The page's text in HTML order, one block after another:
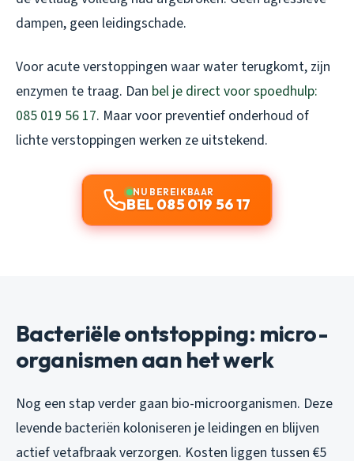
dampen, geen leidingschade.
Voor acute verstoppingen waar water terugkomt, zijn
enzymen te traag. Dan bel je direct voor spoedhulp:
085 019 56 17. Maar voor preventief onderhoud of
lichte verstoppingen werken ze uitstekend.
NU BEREIKBAAR
BEL 085 019 56 17
Bacteriële ontstopping: micro-
organismen aan het werk
Nog een stap verder gaan bio-microorganismen. Deze
levende bacteriën koloniseren je leidingen en blijven
actief vetafbraak verzorgen. Kosten liggen tussen €5